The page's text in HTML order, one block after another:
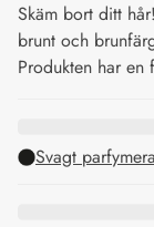
Skäm bort ditt
brunt och
Produkten har
Svagt